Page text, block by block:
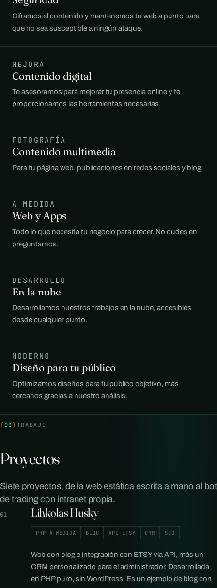
Ciframos el contenido y mantenemos tu web a punto para
que no sea susceptible a ningún ataque.
MEJORA
Contenido digital
Te asesoramos para mejorar tu presencia online y te
proporcionamos las herramientas necesarias.
FOTOGRAFÍA
Contenido multimedia
Para tu página web, publicaciones en redes sociales y blog.
A MEDIDA
Web y Apps
Todo lo que necesita tu negocio para crecer. No dudes en
preguntarnos.
DESARROLLO
En la nube
Desarrollamos nuestros trabajos en la nube, accesibles
desde cualquier punto.
MODERNO
Diseño para tu público
Optimizamos diseños para tu público objetivo, más
cercanos gracias a nuestro análisis.
{03}TRABAJO
Proyectos
Siete proyectos, de la web estática escrita a mano al bot
de trading con intranet propia.
01 Lihkolas Husky
PHP A MEDIDA BLOG API ETSY CRM SEO
Web con blog e integración con ETSY vía API, más un
CRM personalizado para el administrador. Desarrollada
en PHP puro, sin WordPress. Es un ejemplo de blog con